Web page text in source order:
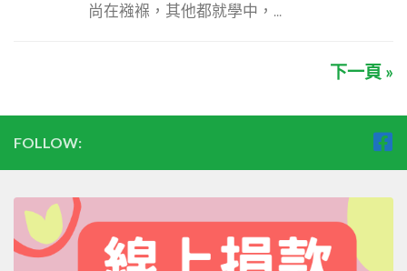
尚在襁褓，其他都就學中，...
下一頁 »
FOLLOW: